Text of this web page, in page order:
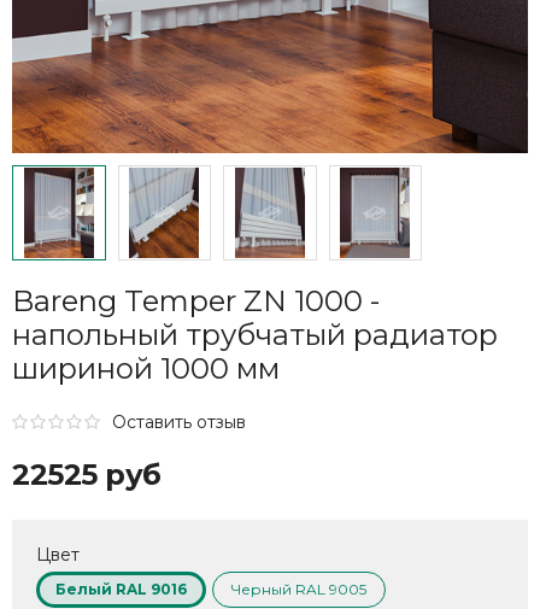
Bareng Temper ZN 1000 -
напольный трубчатый радиатор
шириной 1000 мм
Оставить отзыв
22525 руб
Цвет
Белый RAL 9016 Черный RAL 9005